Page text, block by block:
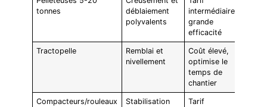
tonnes
déblaiement
polyvalents
intermédiaire,
grande
efficacité
Tractopelle
Remblai et
nivellement
Coût élevé,
optimise le
temps de
chantier
Compacteurs/rouleaux
Stabilisation
Tarif